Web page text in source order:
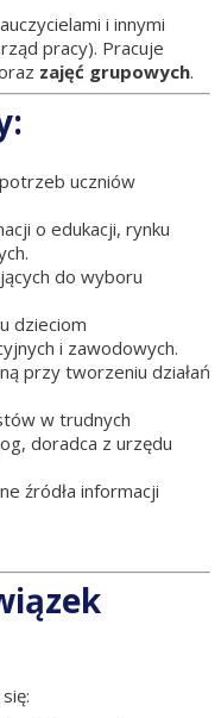
i innymi
pracy). Pracuje
zajęć grupowych.
uczniów
o edukacji, rynku
do wyboru
dzieciom
i zawodowych.
przy tworzeniu działań
w trudnych
doradca z urzędu
źródła informacji